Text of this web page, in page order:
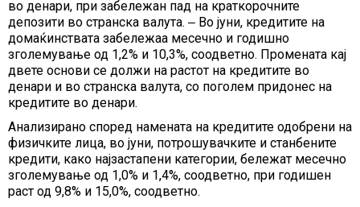
во денари, при забележан пад на краткорочните
депозити во странска валута. ‒ Во јуни, кредитите на
домаќинствата забележаа месечно и годишно
зголемување од 1,2% и 10,3%, соодветно. Промената кај
двете основи се должи на растот на кредитите во
денари и во странска валута, со поголем придонес на
кредитите во денари.
Анализирано според намената на кредитите одобрени на
физичките лица, во јуни, потрошувачките и станбените
кредити, како најзастапени категории, бележат месечно
зголемување од 1,0% и 1,4%, соодветно, при годишен
раст од 9,8% и 15,0%, соодветно.